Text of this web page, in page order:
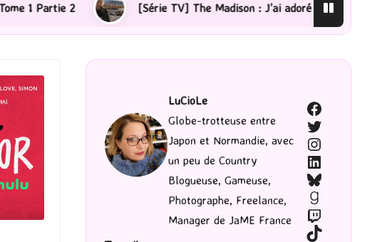
[Série TV] The Madison : J’ai adoré ! [Lecture] La
LuCioLe
Globe-trotteuse entre
Japon et Normandie, avec
un peu de Country
Blogueuse, Gameuse,
Photographe, Freelance,
Manager de JaME France
Facebook
Twitter
Instagram
LinkedIn
Bluesky
Goodreads
Twitch
TikTok